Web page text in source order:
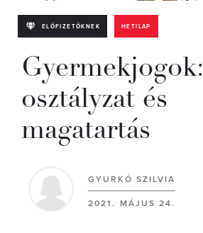
ELŐFIZETŐKNEK HETILAP
Gyermekjogok:
osztályzat és
magatartás
GYURKÓ SZILVIA
2021. MÁJUS 24.